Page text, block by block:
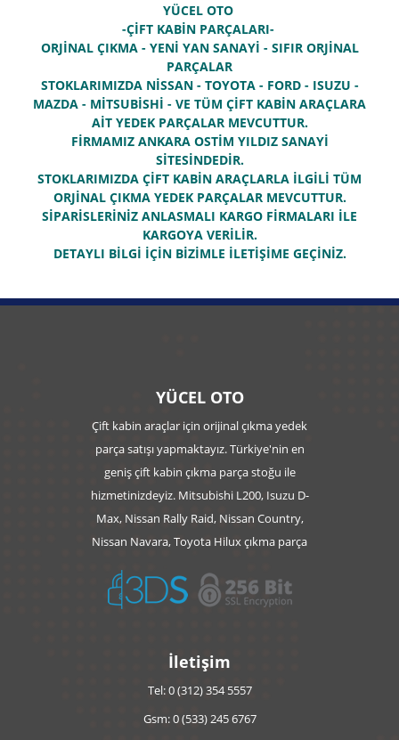
YÜCEL OTO
-ÇİFT KABİN PARÇALARI-
ORJİNAL ÇIKMA - YENİ YAN SANAYİ - SIFIR ORJİNAL
PARÇALAR
STOKLARIMIZDA NİSSAN - TOYOTA - FORD - ISUZU -
MAZDA - MİTSUBİSHİ - VE TÜM ÇİFT KABİN ARAÇLARA
AİT YEDEK PARÇALAR MEVCUTTUR.
FİRMAMIZ ANKARA OSTİM YILDIZ SANAYİ
SİTESİNDEDİR.
STOKLARIMIZDA ÇİFT KABİN ARAÇLARLA İLGİLİ TÜM
ORJİNAL ÇIKMA YEDEK PARÇALAR MEVCUTTUR.
SİPARİSLERİNİZ ANLASMALI KARGO FİRMALARI İLE
KARGOYA VERİLİR.
DETAYLI BİLGİ İÇİN BİZİMLE İLETİŞİME GEÇİNİZ.
YÜCEL OTO
Çift kabin araçlar için orijinal çıkma yedek
parça satışı yapmaktayız. Türkiye'nin en
geniş çift kabin çıkma parça stoğu ile
hizmetinizdeyiz. Mitsubishi L200, Isuzu D-
Max, Nissan Rally Raid, Nissan Country,
Nissan Navara, Toyota Hilux çıkma parça
İletişim
Tel: 0 (312) 354 5557
Gsm: 0 (533) 245 6767